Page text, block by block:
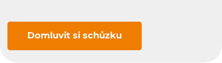
Domluvit si schůzku